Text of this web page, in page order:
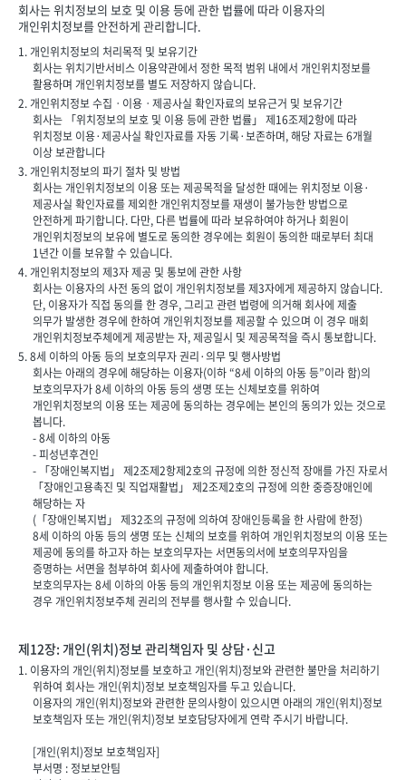
회사는 위치정보의 보호 및 이용 등에 관한 법률에 따라 이용자의
개인위치정보를 안전하게 관리합니다.
1. 개인위치정보의 처리목적 및 보유기간
회사는 위치기반서비스 이용약관에서 정한 목적 범위 내에서 개인위치정보를
활용하며 개인위치정보를 별도 저장하지 않습니다.
2. 개인위치정보 수집ㆍ이용ㆍ제공사실 확인자료의 보유근거 및 보유기간
회사는 「위치정보의 보호 및 이용 등에 관한 법률」 제16조제2항에 따라
위치정보 이용·제공사실 확인자료를 자동 기록·보존하며, 해당 자료는 6개월
이상 보관합니다
3. 개인위치정보의 파기 절차 및 방법
회사는 개인위치정보의 이용 또는 제공목적을 달성한 때에는 위치정보 이용·
제공사실 확인자료를 제외한 개인위치정보를 재생이 불가능한 방법으로
안전하게 파기합니다. 다만, 다른 법률에 따라 보유하여야 하거나 회원이
개인위치정보의 보유에 별도로 동의한 경우에는 회원이 동의한 때로부터 최대
1년간 이를 보유할 수 있습니다.
4. 개인위치정보의 제3자 제공 및 통보에 관한 사항
회사는 이용자의 사전 동의 없이 개인위치정보를 제3자에게 제공하지 않습니다.
단, 이용자가 직접 동의를 한 경우, 그리고 관련 법령에 의거해 회사에 제출
의무가 발생한 경우에 한하여 개인위치정보를 제공할 수 있으며 이 경우 매회
개인위치정보주체에게 제공받는 자, 제공일시 및 제공목적을 즉시 통보합니다.
5. 8세 이하의 아동 등의 보호의무자 권리·의무 및 행사방법
회사는 아래의 경우에 해당하는 이용자(이하 “8세 이하의 아동 등”이라 함)의
보호의무자가 8세 이하의 아동 등의 생명 또는 신체보호를 위하여
개인위치정보의 이용 또는 제공에 동의하는 경우에는 본인의 동의가 있는 것으로
봅니다.
- 8세 이하의 아동
- 피성년후견인
- 「장애인복지법」 제2조제2항제2호의 규정에 의한 정신적 장애를 가진 자로서
「장애인고용촉진 및 직업재활법」 제2조제2호의 규정에 의한 중증장애인에
해당하는 자
(「장애인복지법」 제32조의 규정에 의하여 장애인등록을 한 사람에 한정)
8세 이하의 아동 등의 생명 또는 신체의 보호를 위하여 개인위치정보의 이용 또는
제공에 동의를 하고자 하는 보호의무자는 서면동의서에 보호의무자임을
증명하는 서면을 첨부하여 회사에 제출하여야 합니다.
보호의무자는 8세 이하의 아동 등의 개인위치정보 이용 또는 제공에 동의하는
경우 개인위치정보주체 권리의 전부를 행사할 수 있습니다.
제12장: 개인(위치)정보 관리책임자 및 상담·신고
1. 이용자의 개인(위치)정보를 보호하고 개인(위치)정보와 관련한 불만을 처리하기
위하여 회사는 개인(위치)정보 보호책임자를 두고 있습니다.
이용자의 개인(위치)정보와 관련한 문의사항이 있으시면 아래의 개인(위치)정보
보호책임자 또는 개인(위치)정보 보호담당자에게 연락 주시기 바랍니다.
[개인(위치)정보 보호책임자]
부서명 : 정보보안팀